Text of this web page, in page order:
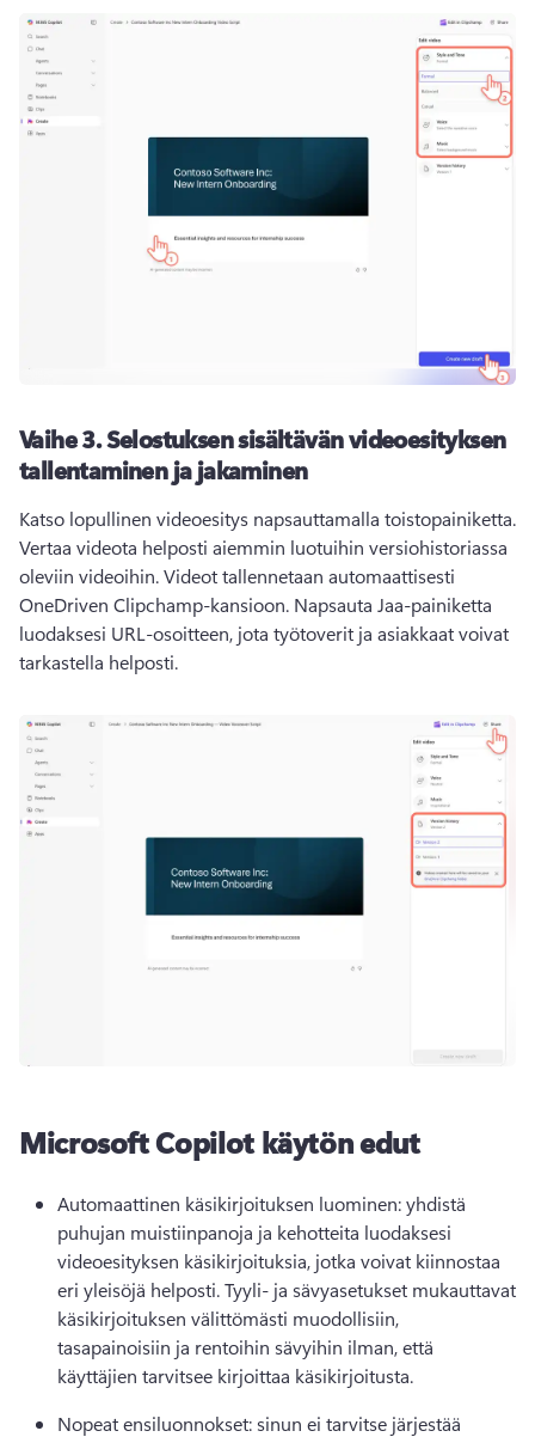
Vaihe 3.Selostuksen sisältävän videoesityksen
tallentaminen ja jakaminen
Vertaa videota helposti aiemmin luotuihin versiohistoriassa
oleviin videoihin. Videot tallennetaan automaattisesti
OneDriven Clipchamp-kansioon. Napsauta Jaa-painiketta
luodaksesi URL-osoitteen, jota työtoverit ja asiakkaat voivat
tarkastella helposti.
Microsoft Copilot käytön edut
Automaattinen käsikirjoituksen luominen: yhdistä
puhujan muistiinpanoja ja kehotteita luodaksesi
videoesityksen käsikirjoituksia, jotka voivat kiinnostaa
eri yleisöjä helposti. Tyyli- ja sävyasetukset mukauttavat
käsikirjoituksen välittömästi muodollisiin,
tasapainoisiin ja rentoihin sävyihin ilman, että
käyttäjien tarvitsee kirjoittaa käsikirjoitusta.
Nopeat ensiluonnokset: sinun ei tarvitse järjestää